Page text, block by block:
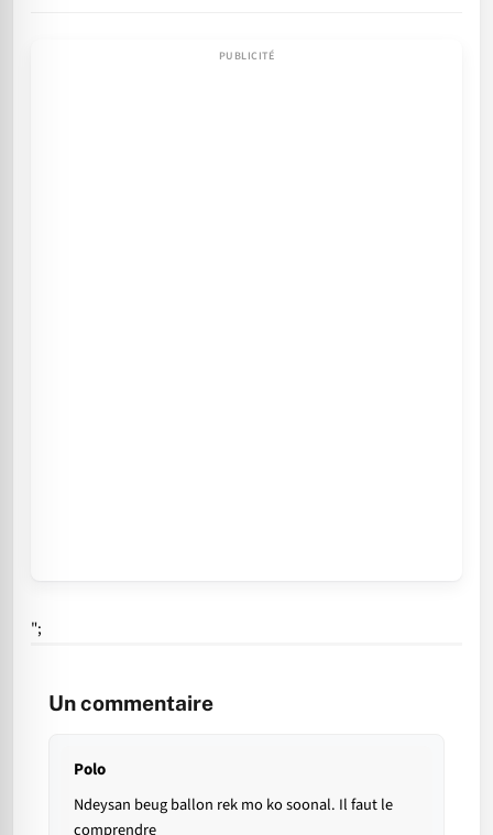
";
Un commentaire
Polo
Ndeysan beug ballon rek mo ko soonal. Il faut le
comprendre